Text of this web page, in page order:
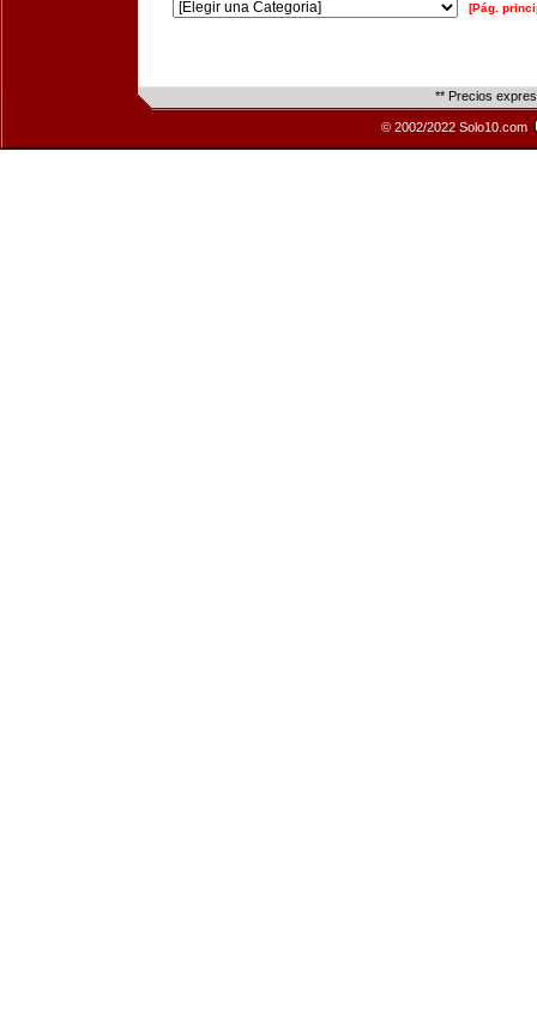
[Pág.
** Precios
© 2002/2022 Solo10.com